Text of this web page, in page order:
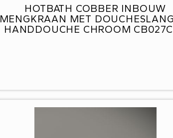
HOTBATH COBBER INBOUW
MENGKRAAN MET
HANDDOUCHE CHROOM